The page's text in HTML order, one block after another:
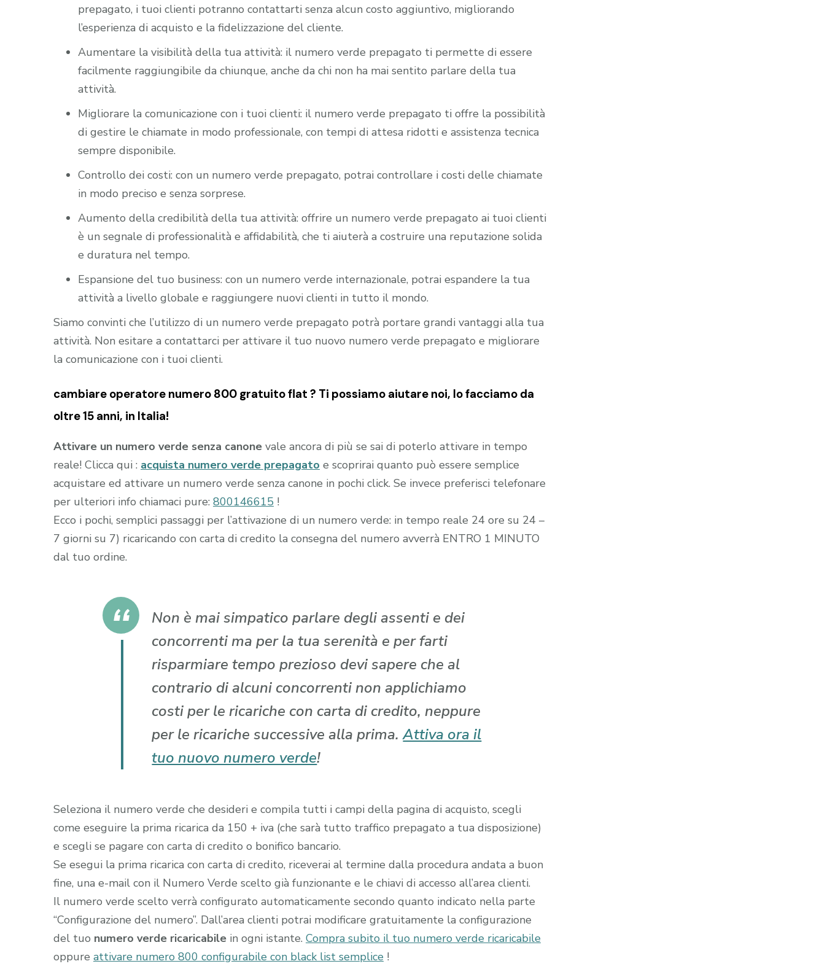
prepagato, i tuoi clienti potranno contattarti senza alcun costo aggiuntivo, migliorando
l’esperienza di acquisto e la fidelizzazione del cliente.
Aumentare la visibilità della tua attività: il numero verde prepagato ti permette di essere
facilmente raggiungibile da chiunque, anche da chi non ha mai sentito parlare della tua
attività.
Migliorare la comunicazione con i tuoi clienti: il numero verde prepagato ti offre la possibilità
di gestire le chiamate in modo professionale, con tempi di attesa ridotti e assistenza tecnica
sempre disponibile.
Controllo dei costi: con un numero verde prepagato, potrai controllare i costi delle chiamate
in modo preciso e senza sorprese.
Aumento della credibilità della tua attività: offrire un numero verde prepagato ai tuoi clienti
è un segnale di professionalità e affidabilità, che ti aiuterà a costruire una reputazione solida
e duratura nel tempo.
Espansione del tuo business: con un numero verde internazionale, potrai espandere la tua
attività a livello globale e raggiungere nuovi clienti in tutto il mondo.
Siamo convinti che l’utilizzo di un numero verde prepagato potrà portare grandi vantaggi alla tua
attività. Non esitare a contattarci per attivare il tuo nuovo numero verde prepagato e migliorare
la comunicazione con i tuoi clienti.
cambiare operatore numero 800 gratuito flat ? Ti possiamo aiutare noi, lo facciamo da
oltre 15 anni, in Italia!
Attivare un numero verde senza canone vale ancora di più se sai di poterlo attivare in tempo
reale! Clicca qui : acquista numero verde prepagato e scoprirai quanto può essere semplice
acquistare ed attivare un numero verde senza canone in pochi click. Se invece preferisci telefonare
per ulteriori info chiamaci pure: 800146615 !
Ecco i pochi, semplici passaggi per l’attivazione di un numero verde: in tempo reale 24 ore su 24 –
7 giorni su 7) ricaricando con carta di credito la consegna del numero avverrà ENTRO 1 MINUTO
dal tuo ordine.
Non è mai simpatico parlare degli assenti e dei
concorrenti ma per la tua serenità e per farti
risparmiare tempo prezioso devi sapere che al
contrario di alcuni concorrenti non applichiamo
costi per le ricariche con carta di credito, neppure
per le ricariche successive alla prima.Attiva ora il
tuo nuovo numero verde!
Seleziona il numero verde che desideri e compila tutti i campi della pagina di acquisto, scegli
come eseguire la prima ricarica da 150 + iva (che sarà tutto traffico prepagato a tua disposizione)
e scegli se pagare con carta di credito o bonifico bancario.
Se esegui la prima ricarica con carta di credito, riceverai al termine dalla procedura andata a buon
fine, una e-mail con il Numero Verde scelto già funzionante e le chiavi di accesso all’area clienti.
Il numero verde scelto verrà configurato automaticamente secondo quanto indicato nella parte
“Configurazione del numero”. Dall’area clienti potrai modificare gratuitamente la configurazione
del tuo numero verde ricaricabile in ogni istante. Compra subito il tuo numero verde ricaricabile
oppure attivare numero 800 configurabile con black list semplice !